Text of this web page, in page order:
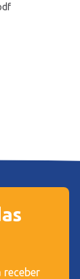
receber